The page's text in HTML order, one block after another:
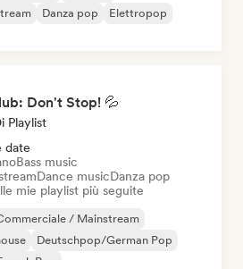
Danza pop
Elettropop
Don't Stop! 💦
Playlist
date
Bass music
Dance musicDanza pop
mie playlist più seguite
/ Mainstream
Deutschpop/German Pop
Pop